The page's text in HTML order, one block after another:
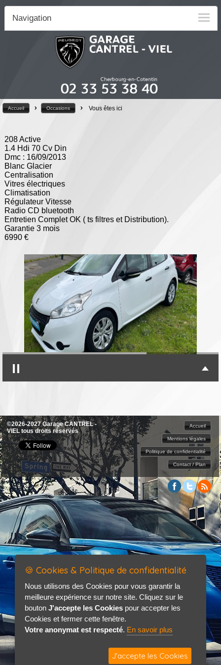
Navigation
Accueil > Occasions > Vous êtes ici
208 Active
1.4 Hdi 70 Cv Din
Dmc : 16/09/2013
Blanc Glacier
Centralisation
Vitres électriques
Climatisation
Régulateur Vitesse
Radio CD bluetooth
Entretien Complet OK ( ts filtres et Distribution).
Garantie 3 mois
6990 €
©2026-2027 Garage CANTREL -
VIEL tous droits réservés
Accueil
Mentions légales
Politique de confidentialité
Contact / Plan
🍪 Cookies & Politique de confidentialité
Nous utilisons des Cookies pour vous garantir la
meilleure expérience sur notre site. Cliquez sur le
bouton J'accepte les Cookies pour accepter les
Cookies et fermer cette fenêtre.
Votre anonymat est respecté. En savoir plus
J'accepte les Cookies